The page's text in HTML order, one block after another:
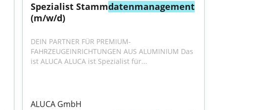
Spezialist Stammdatenmanagement
(m/w/d)
DEIN PARTNER FÜR PREMIUM-
FAHRZEUGEINRICHTUNGEN AUS ALUMINIUM Das
ist ALUCA ALUCA ist Spezialist für...
ALUCA GmbH